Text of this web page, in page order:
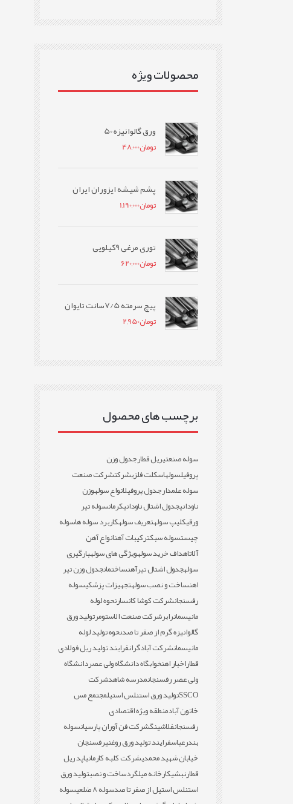
محصولات ویژه
ورق گالوانیزه 50
تومان48,000
پشم شیشه ایزوران ایران
تومان1,190,000
توری مرغی 9کیلویی
تومان620,000
پیچ سرمته 7/5سانت تایوان
تومان2,950
برچسب های محصول
سوله صنعتیریل قطارجدول وزن
پروفیلسولهاسکلت فلزیشرکتشرکت صنعت
سوله علمدارجدول پروفیلانواع سولهوزن
ناودانیجدول اشتال ناودانیکرمانسوله تیر
ورقیکلیپ سولهتعریف سولهکاربرد سوله هاسوله
چیستسوله سبکترکیبات آهنانواع آهن
آلاتاهداف خرید سولهویژگی های سولهبارگیری
سولهجدول اشتال تیرآهنساختمانجدول وزن تیر
اهنساخت و نصب سولهتجهیزات پزشکیسوله
رفسنجانشرکت کوشا کانسارنحوه لوله
مانیسمانرابرشرکت صنعت الاستومرتولید ورق
گالوانیزه گرم از صفر تا صدنحوه تولید لوله
مانیسمانشرکت آبادگرانفرایند تولید ریل فولادی
قطاراخبار اهنخوابگاه دانشگاه ولی عصردانشگاه
ولی عصر رفسنجانمدرسه شاهدشرکت
SSCOتولید ورق استنلس استیلمجتمع مس
خاتون آبادمنطقه ویژه اقتصادی
رفسنجانفلاشینگشرکت فن آوران پارسیانسوله
بندرعباسفرایند تولید ورق روغنیرفسنجان
خیابان شهید محمدیشرکت کلبه کارمانیاپد ریل
قطارنبشیکارخانه میلگردساخت و نصبتولید ورق
استنلس استیل از صفر تا صدسوله 8 ضلعی
سوله